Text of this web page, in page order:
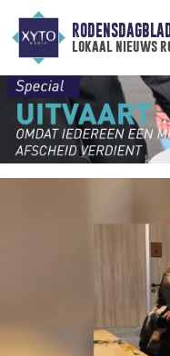
lokaal nieuws